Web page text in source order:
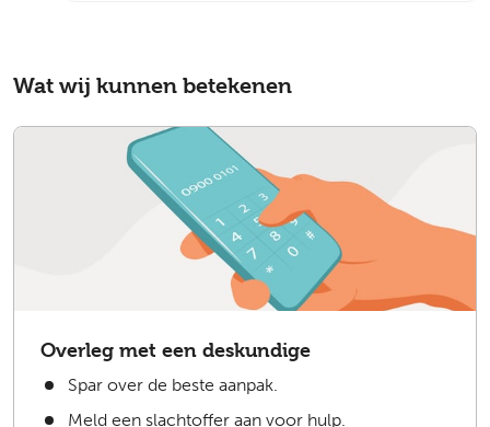
Wat wij kunnen betekenen
Overleg met een deskundige
Spar over de beste aanpak.
Meld een slachtoffer aan voor hulp.